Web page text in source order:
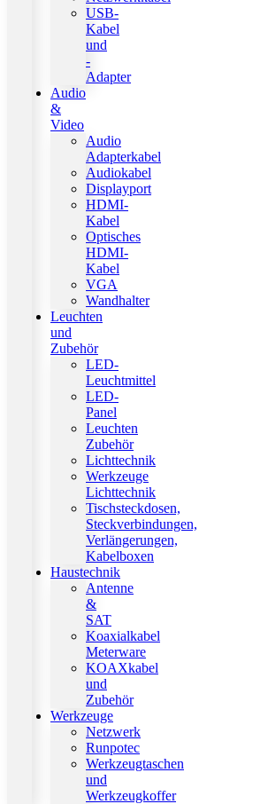
USB-
Kabel
und
-
Adapter
Audio
&
Video
Audio
Adapterkabel
Audiokabel
Displayport
HDMI-
Kabel
Optisches
HDMI-
Kabel
VGA
Wandhalter
Leuchten
und
Zubehör
LED-
Leuchtmittel
LED-
Panel
Leuchten
Zubehör
Lichttechnik
Werkzeuge
Lichttechnik
Tischsteckdosen,
Steckverbindungen,
Verlängerungen,
Kabelboxen
Haustechnik
Antenne
&
SAT
Koaxialkabel
Meterware
KOAXkabel
und
Zubehör
Werkzeuge
Netzwerk
Runpotec
Werkzeugtaschen
und
Werkzeugkoffer